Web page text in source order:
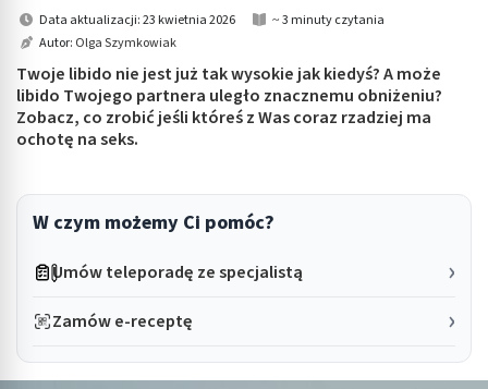
submenu: Kosmetyki
submenu: Higiena
submenu: Sprzęt medyczny
submenu: Wellness
Data aktualizacji: 23 kwietnia 2026
~ 3 minuty czytania
Autor: Olga Szymkowiak
Twoje libido nie jest już tak wysokie jak kiedyś? A może
libido Twojego partnera uległo znacznemu obniżeniu?
Zobacz, co zrobić jeśli któreś z Was coraz rzadziej ma
ochotę na seks.
W czym możemy Ci pomóc?
Umów teleporadę ze specjalistą
Zamów e-receptę